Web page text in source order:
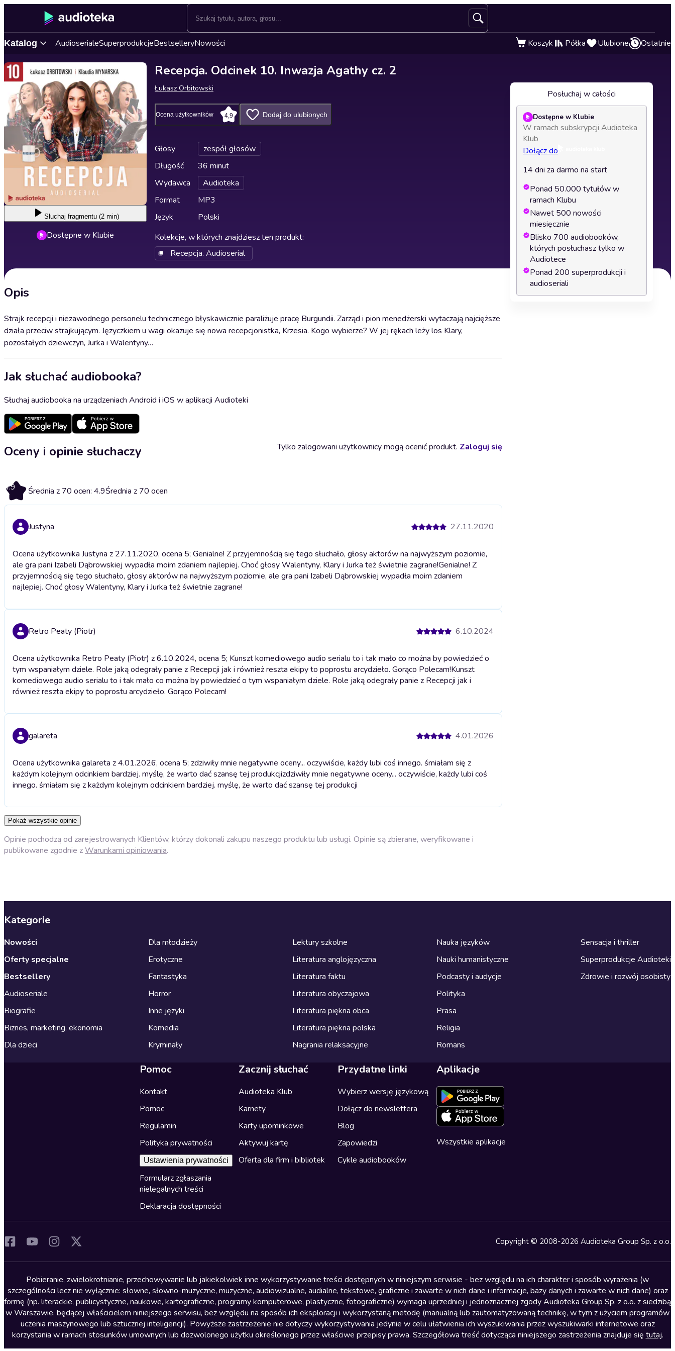
Katalog AudioserialeSuperprodukcjeBestselleryNowości Koszyk Półka Ulubione Ostatnie
Słuchaj fragmentu (2 min)
Dostępne w Klubie
Recepcja. Odcinek 10. Inwazja Agathy cz. 2
Łukasz Orbitowski
Ocena użytkowników 4,9 Dodaj do ulubionych
Głosy
zespół głosów
Długość
36 minut
Wydawca
Audioteka
Format
MP3
Język
Polski
Kolekcje, w których znajdziesz ten produkt:
Recepcja. Audioserial
Opis
Strajk recepcji i niezawodnego personelu technicznego błyskawicznie paraliżuje pracę Burgundii. Zarząd i pion menedżerski wytaczają najcięższe
działa przeciw strajkującym. Języczkiem u wagi okazuje się nowa recepcjonistka, Krzesia. Kogo wybierze? W jej rękach leży los Klary,
pozostałych dziewczyn, Jurka i Walentyny…
Jak słuchać audiobooka?
Słuchaj audiobooka na urządzeniach Android i iOS w aplikacji Audioteki
Oceny i opinie słuchaczy
4.9 Średnia z 70 ocen: 4.9Średnia z 70 ocen
Tylko zalogowani użytkownicy mogą ocenić produkt. Zaloguj się
Justyna 27.11.2020
Ocena użytkownika Justyna z 27.11.2020, ocena 5; Genialne! Z przyjemnością się tego słuchało, głosy aktorów na najwyższym poziomie,
ale gra pani Izabeli Dąbrowskiej wypadła moim zdaniem najlepiej. Choć głosy Walentyny, Klary i Jurka też świetnie zagrane!Genialne! Z
przyjemnością się tego słuchało, głosy aktorów na najwyższym poziomie, ale gra pani Izabeli Dąbrowskiej wypadła moim zdaniem
najlepiej. Choć głosy Walentyny, Klary i Jurka też świetnie zagrane!
Retro Peaty (Piotr) 6.10.2024
Ocena użytkownika Retro Peaty (Piotr) z 6.10.2024, ocena 5; Kunszt komediowego audio serialu to i tak mało co można by powiedzieć o
tym wspaniałym dziele. Role jaką odegrały panie z Recepcji jak i również reszta ekipy to poprostu arcydzieło. Gorąco Polecam!Kunszt
komediowego audio serialu to i tak mało co można by powiedzieć o tym wspaniałym dziele. Role jaką odegrały panie z Recepcji jak i
również reszta ekipy to poprostu arcydzieło. Gorąco Polecam!
galareta 4.01.2026
Ocena użytkownika galareta z 4.01.2026, ocena 5; zdziwiły mnie negatywne oceny... oczywiście, każdy lubi coś innego. śmiałam się z
każdym kolejnym odcinkiem bardziej. myślę, że warto dać szansę tej produkcjizdziwiły mnie negatywne oceny... oczywiście, każdy lubi coś
innego. śmiałam się z każdym kolejnym odcinkiem bardziej. myślę, że warto dać szansę tej produkcji
Pokaż wszystkie opinie
Opinie pochodzą od zarejestrowanych Klientów, którzy dokonali zakupu naszego produktu lub usługi. Opinie są zbierane, weryfikowane i
publikowane zgodnie zWarunkami opiniowania.
Posłuchaj w całości
Dostępne w Klubie
W ramach subskrypcji Audioteka
Klub
Dołącz do
14 dni za darmo na start
Ponad 50.000 tytułów w
ramach Klubu
Nawet 500 nowości
miesięcznie
Blisko 700 audiobooków,
których posłuchasz tylko w
Audiotece
Ponad 200 superprodukcji i
audioseriali
Kategorie
Nowości
Oferty specjalne
Bestsellery
Audioseriale
Biografie
Biznes, marketing, ekonomia
Dla dzieci
Dla młodzieży
Erotyczne
Fantastyka
Horror
Inne języki
Komedia
Kryminały
Lektury szkolne
Literatura anglojęzyczna
Literatura faktu
Literatura obyczajowa
Literatura piękna obca
Literatura piękna polska
Nagrania relaksacyjne
Nauka języków
Nauki humanistyczne
Podcasty i audycje
Polityka
Prasa
Religia
Romans
Sensacja i thriller
Superprodukcje Audioteki
Zdrowie i rozwój osobisty
Pomoc
Kontakt
Pomoc
Regulamin
Polityka prywatności
Ustawienia prywatności
Formularz zgłaszania
nielegalnych treści
Deklaracja dostępności
Zacznij słuchać
Audioteka Klub
Karnety
Karty upominkowe
Aktywuj kartę
Oferta dla firm i bibliotek
Przydatne linki
Wybierz wersję językową
Dołącz do newslettera
Blog
Zapowiedzi
Cykle audiobooków
Aplikacje
Wszystkie aplikacje
Copyright © 2008-2026 Audioteka Group Sp. z o.o.
Pobieranie, zwielokrotnianie, przechowywanie lub jakiekolwiek inne wykorzystywanie treści dostępnych w niniejszym serwisie - bez względu na ich charakter i sposób wyrażenia (w
szczególności lecz nie wyłącznie: słowne, słowno-muzyczne, muzyczne, audiowizualne, audialne, tekstowe, graficzne i zawarte w nich dane i informacje, bazy danych i zawarte w nich dane) oraz
formę (np. literackie, publicystyczne, naukowe, kartograficzne, programy komputerowe, plastyczne, fotograficzne) wymaga uprzedniej i jednoznacznej zgody Audioteka Group Sp. z o.o. z siedzibą
w Warszawie, będącej właścicielem niniejszego serwisu, bez względu na sposób ich eksploracji i wykorzystaną metodę (manualną lub zautomatyzowaną technikę, w tym z użyciem programów
uczenia maszynowego lub sztucznej inteligencji). Powyższe zastrzeżenie nie dotyczy wykorzystywania jedynie w celu ułatwienia ich wyszukiwania przez wyszukiwarki internetowe oraz
korzystania w ramach stosunków umownych lub dozwolonego użytku określonego przez właściwe przepisy prawa. Szczegółowa treść dotycząca niniejszego zastrzeżenia znajduje się tutaj.